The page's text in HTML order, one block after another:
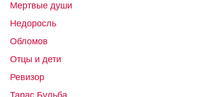
Мертвые души
Недоросль
Обломов
Отцы и дети
Ревизор
Тарас Бульба